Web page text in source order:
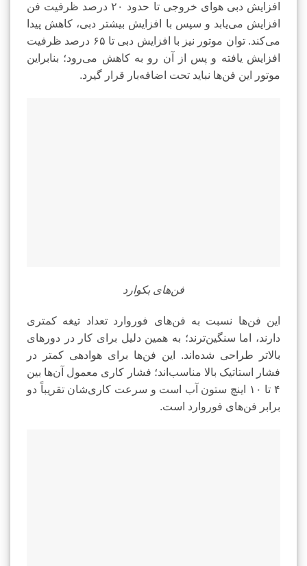
افزایش دبی هوای خروجی تا حدود ۲۰ درصد ظرفیت فن
افزایش می‌یابد و سپس با افزایش بیشتر دبی، کاهش پیدا
می‌کند. توان موتور نیز با افزایش دبی تا ۶۵ درصد ظرفیت
افزایش یافته و پس از آن رو به کاهش می‌رود؛ بنابراین
موتور این فن‌ها نباید تحت اضافه‌بار قرار گیرد.
فن‌های بکوارد
این فن‌ها نسبت به فن‌های فوروارد تعداد تیغه کمتری
دارند، اما سنگین‌ترند؛ به همین دلیل برای کار در دورهای
بالاتر طراحی شده‌اند. این فن‌ها برای هوادهی کمتر در
فشار استاتیک بالا مناسب‌اند؛ فشار کاری معمول آن‌ها بین
۴ تا ۱۰ اینچ ستون آب است و سرعت کاری‌شان تقریباً دو
برابر فن‌های فوروارد است.